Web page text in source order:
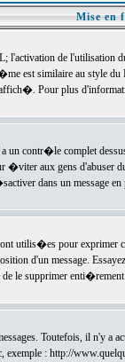
Mise en
de l'utilisation
est similaire au style
Pour plus
un contr�le complet
�viter aux gens d'abuser
dans un message en
utilis�es pour exprimer
d'un message.
le supprimer
Toutefois, il n'y a
: http://